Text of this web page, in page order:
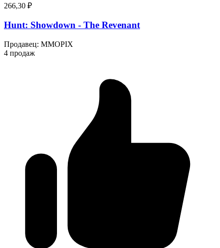
266,30 ₽
Hunt: Showdown - The Revenant
Продавец: MMOPIX
4 продаж